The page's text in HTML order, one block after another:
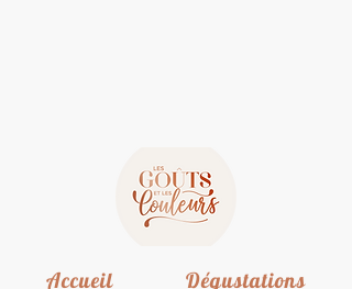
Accueil
Dégustations